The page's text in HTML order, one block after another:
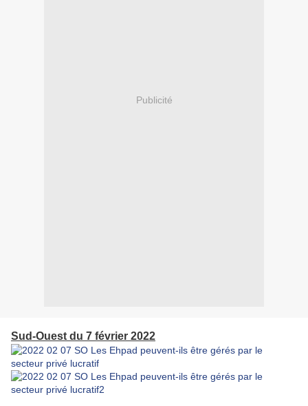
Publicité
Sud-Ouest du 7 février 2022